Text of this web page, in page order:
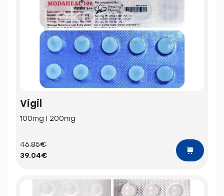
Vigil
100mg | 200mg
46.85€
39.04€